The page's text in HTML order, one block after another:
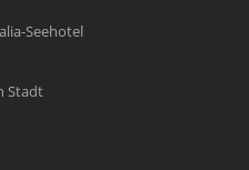
Seehotel
Stadt